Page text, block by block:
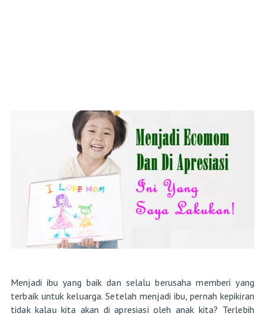
Menjadi ibu yang baik dan selalu berusaha memberi yang
terbaik untuk keluarga. Setelah menjadi ibu, pernah kepikiran
tidak kalau kita akan di apresiasi oleh anak kita? Terlebih